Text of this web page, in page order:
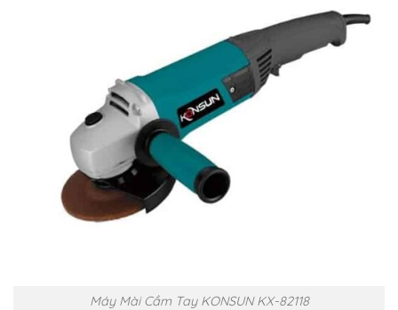
Máy Mài Cầm Tay KONSUN KX-82118